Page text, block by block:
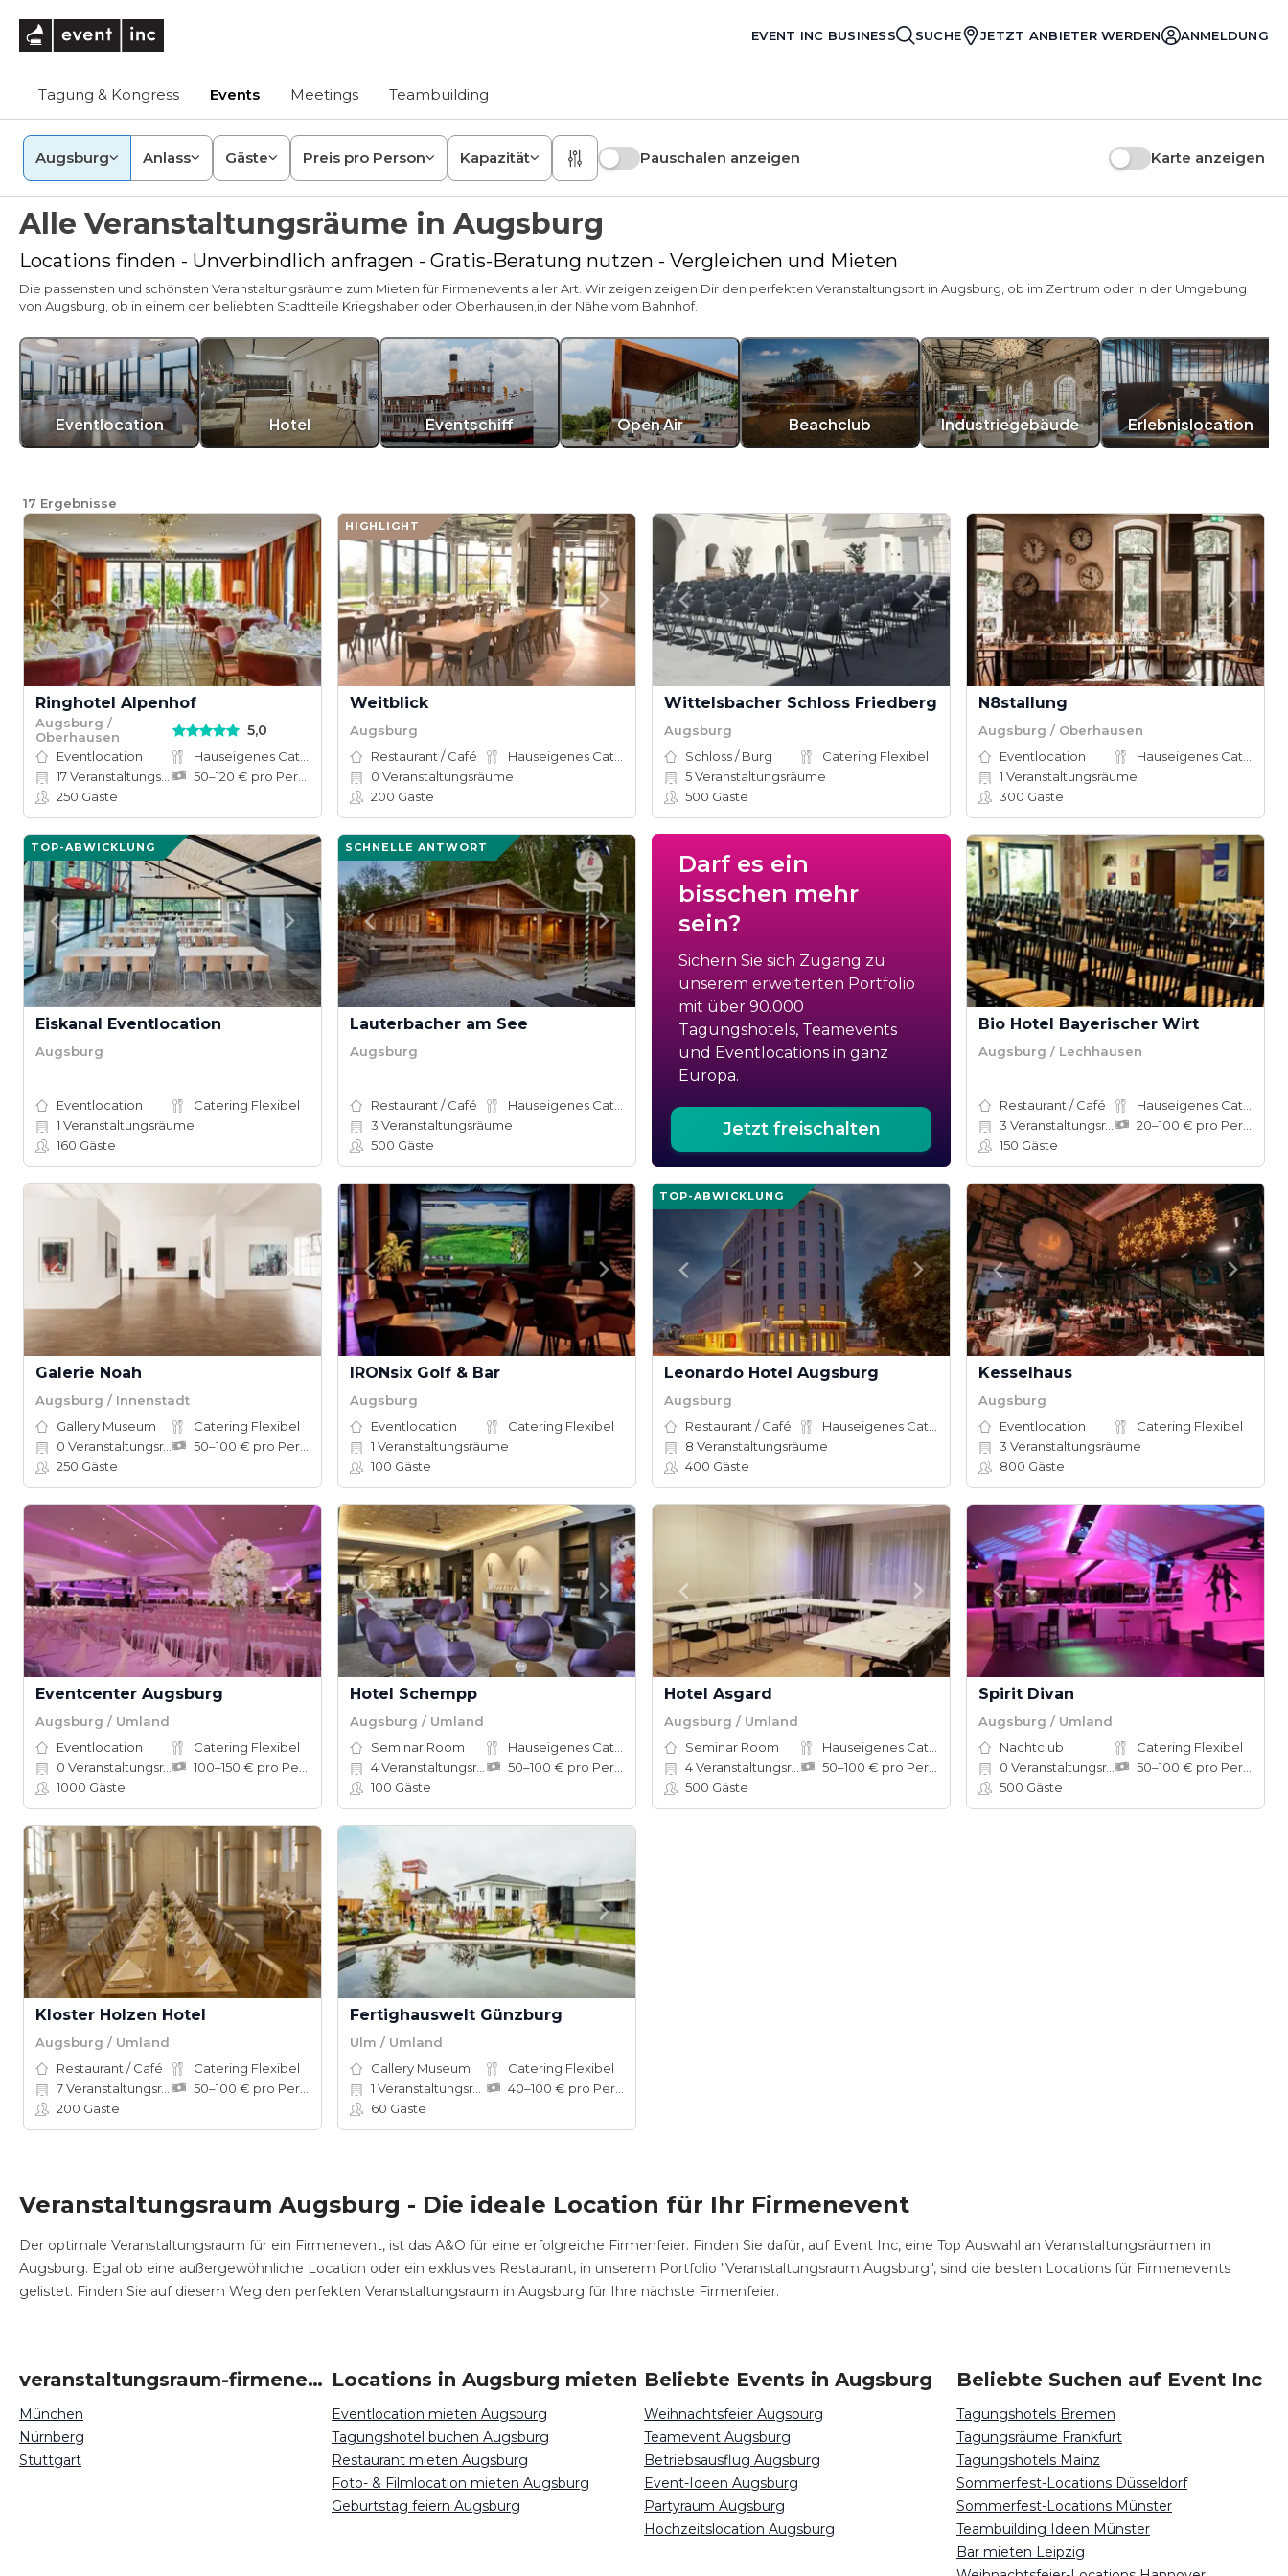
EVENT INC BUSINESS SUCHE JETZT ANBIETER WERDEN ANMELDUNG
Tagung & Kongress Events Meetings Teambuilding
Augsburg Anlass Gäste Preis pro Person Kapazität Pauschalen anzeigen Karte anzeigen
Alle Veranstaltungsräume in Augsburg
Locations finden - Unverbindlich anfragen - Gratis-Beratung nutzen - Vergleichen und Mieten
Die passensten und schönsten Veranstaltungsräume zum Mieten für Firmenevents aller Art. Wir zeigen zeigen Dir den perfekten Veranstaltungsort in Augsburg, ob im Zentrum oder in der Umgebung
von Augsburg, ob in einem der beliebten Stadtteile Kriegshaber oder Oberhausen,in der Nähe vom Bahnhof.
Eventlocation Hotel Eventschiff Open Air Beachclub Industriegebäude Erlebnislocation
17 Ergebnisse
Ringhotel Alpenhof
Augsburg /
Oberhausen
5,0
Eventlocation
17Veranstaltungsräume
250 Gäste
HIGHLIGHT
Weitblick
Augsburg
Restaurant / Café
0 Veranstaltungsräume
200 Gäste
Wittelsbacher Schloss Friedberg
Augsburg
Schloss / Burg
Catering Flexibel
5Veranstaltungsräume
500 Gäste
N8stallung
Augsburg / Oberhausen
Eventlocation
1 Veranstaltungsräume
300 Gäste
TOP-ABWICKLUNG
Eiskanal Eventlocation
Augsburg
Eventlocation
Catering Flexibel
1 Veranstaltungsräume
160 Gäste
SCHNELLE ANTWORT
Lauterbacher am See
Augsburg
Restaurant / Café
3 Veranstaltungsräume
500 Gäste
Darf es ein
bisschen mehr
sein?
Sichern Sie sich Zugang zu
unserem erweiterten Portfolio
mit über 90.000
Tagungshotels, Teamevents
und Eventlocations in ganz
Europa.
Jetzt freischalten
Bio Hotel Bayerischer Wirt
Augsburg / Lechhausen
Restaurant / Café
3 Veranstaltungsräume
150 Gäste
Galerie Noah
Augsburg / Innenstadt
Gallery Museum
Catering Flexibel
0 Veranstaltungsräume
250 Gäste
IRONsix Golf & Bar
Augsburg
Eventlocation
Catering Flexibel
1 Veranstaltungsräume
100 Gäste
TOP-ABWICKLUNG
Leonardo Hotel Augsburg
Augsburg
Restaurant / Café
8 Veranstaltungsräume
400 Gäste
Kesselhaus
Augsburg
Eventlocation
Catering Flexibel
3 Veranstaltungsräume
800 Gäste
Eventcenter Augsburg
Augsburg / Umland
Eventlocation
Catering Flexibel
0 Veranstaltungsräume
1000 Gäste
Hotel Schempp
Augsburg / Umland
Seminar Room
4Veranstaltungsräume
100 Gäste
Hotel Asgard
Augsburg / Umland
Seminar Room
4Veranstaltungsräume
500 Gäste
Spirit Divan
Augsburg / Umland
Nachtclub
Catering Flexibel
0 Veranstaltungsräume
500 Gäste
Kloster Holzen Hotel
Augsburg / Umland
Restaurant / Café
Catering Flexibel
7Veranstaltungsräume
200 Gäste
Fertighauswelt Günzburg
Ulm / Umland
Gallery Museum
Catering Flexibel
1 Veranstaltungsräume
60 Gäste
Veranstaltungsraum Augsburg - Die ideale Location für Ihr Firmenevent
Der optimale Veranstaltungsraum für ein Firmenevent, ist das A&O für eine erfolgreiche Firmenfeier. Finden Sie dafür, auf Event Inc, eine Top Auswahl an Veranstaltungsräumen in
Augsburg. Egal ob eine außergewöhnliche Location oder ein exklusives Restaurant, in unserem Portfolio "Veranstaltungsraum Augsburg", sind die besten Locations für Firmenevents
gelistet. Finden Sie auf diesem Weg den perfekten Veranstaltungsraum in Augsburg für Ihre nächste Firmenfeier.
veranstaltungsraum-firmenevents um Augsburg
München
Nürnberg
Stuttgart
Locations in Augsburg mieten
Eventlocation mieten Augsburg
Tagungshotel buchen Augsburg
Restaurant mieten Augsburg
Foto- & Filmlocation mieten Augsburg
Geburtstag feiern Augsburg
Beliebte Events in Augsburg
Weihnachtsfeier Augsburg
Teamevent Augsburg
Betriebsausflug Augsburg
Event-Ideen Augsburg
Partyraum Augsburg
Hochzeitslocation Augsburg
Beliebte Suchen auf Event Inc
Tagungshotels Bremen
Tagungsräume Frankfurt
Tagungshotels Mainz
Sommerfest-Locations Düsseldorf
Sommerfest-Locations Münster
Teambuilding Ideen Münster
Bar mieten Leipzig